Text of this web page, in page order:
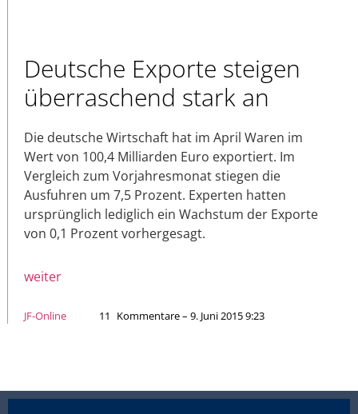
Deutsche Exporte steigen
überraschend stark an
Die deutsche Wirtschaft hat im April Waren im
Wert von 100,4 Milliarden Euro exportiert. Im
Vergleich zum Vorjahresmonat stiegen die
Ausfuhren um 7,5 Prozent. Experten hatten
ursprünglich lediglich ein Wachstum der Exporte
von 0,1 Prozent vorhergesagt.
weiter
JF-Online 11 Kommentare – 9. Juni 2015 9:23